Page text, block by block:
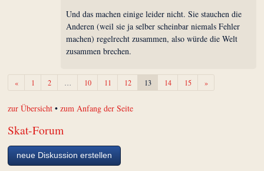
Und das machen einige leider nicht. Sie stauchen die
Anderen (weil sie ja selber scheinbar niemals Fehler
machen) regelrecht zusammen, also würde die Welt
zusammen brechen.
«Zurück1 2 … 10 11 12 13 14 15 »Weiter
zur Übersicht •zum Anfang der Seite
Skat-Forum
neue Diskussion erstellen